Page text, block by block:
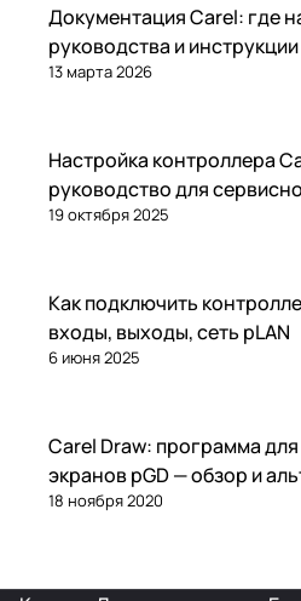
Настройка и эксплуатация
13 марта 2026
Документация Carel: где
руководства и
Настройка и эксплуатация
19 октября 2025
Настройка контроллера
руководство для
Настройка и эксплуатация
6 июня 2025
Как подключить
входы, выходы, сеть pLAN
Настройка и эксплуатация
18 ноября 2020
Carel Draw: программа
экранов pGD — обзор и